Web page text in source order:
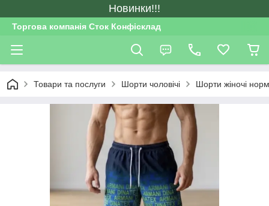
Новинки!!!
Торгова компанія Сток Конфісклад
Товари та послуги Шорти чоловічі Шорти жіночі